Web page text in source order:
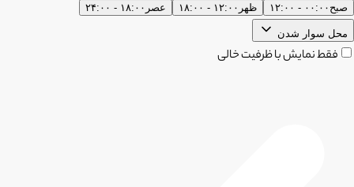
صبح ۰۰:۰۰ - ۱۲:۰۰ ظهر ۱۲:۰۰ - ۱۸:۰۰ عصر ۱۸:۰۰ - ۲۴:۰۰
محل سوار شدن
فقط نمایش با ظرفیت خالی